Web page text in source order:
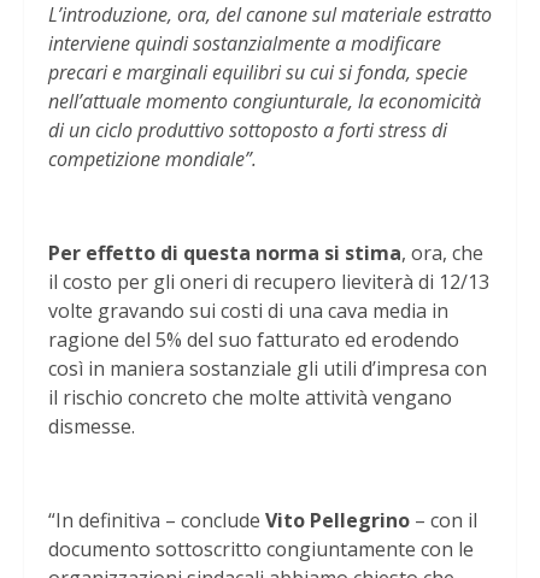
L’introduzione, ora, del canone sul materiale estratto
interviene quindi sostanzialmente a modificare
precari e marginali equilibri su cui si fonda, specie
nell’attuale momento congiunturale, la economicità
di un ciclo produttivo sottoposto a forti stress di
competizione mondiale”.
Per effetto di questa norma si stima, ora, che
il costo per gli oneri di recupero lieviterà di 12/13
volte gravando sui costi di una cava media in
ragione del 5% del suo fatturato ed erodendo
così in maniera sostanziale gli utili d’impresa con
il rischio concreto che molte attività vengano
dismesse.
“In definitiva – conclude Vito Pellegrino – con il
documento sottoscritto congiuntamente con le